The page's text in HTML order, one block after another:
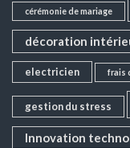
cérémonie de mariage
décoration
electricien frais
gestion du stress
Innovation